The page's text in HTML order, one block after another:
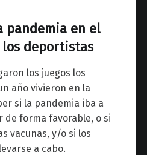
pandemia en el
deportistas
los juegos los
año vivieron en la
si la pandemia iba a
de forma favorable, o si
vacunas, y/o si los
a cabo.